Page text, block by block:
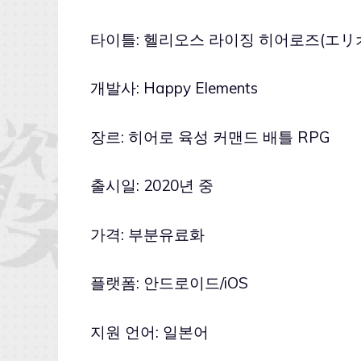
타이틀: 헬리오스 라이징 히어로즈(エ
개발사: Happy Elements
장르: 히어로 육성 커맨드 배틀 RPG
출시일: 2020년 중
가격: 부분유료화
플랫폼: 안드로이드/iOS
지원 언어: 일본어